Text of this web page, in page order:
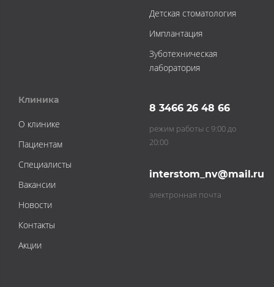
Детская стоматология
Имплантация
Зуботехническая
лаборатория
Клиника
О клинике
Пациентам
Специалисты
Вакансии
Новости
Контакты
Акции
8 3466 26 48 66
режим работы с 9:00 до
20:00
interstom_nv@mail.ru
электронная почта